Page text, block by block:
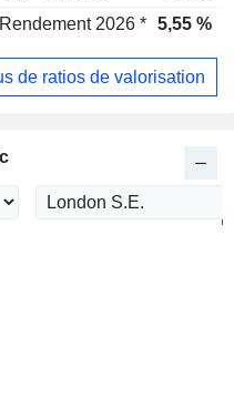
Rendement 2026 * 5,55 %
de ratios de valorisation